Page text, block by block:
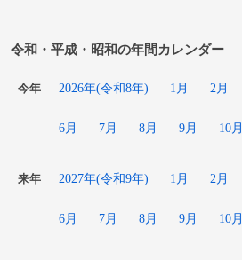
令和・平成・昭和の年間カレンダー
今年 2026年(令和8年) 1月 2月
6月 7月 8月 9月 10月
来年 2027年(令和9年) 1月 2月
6月 7月 8月 9月 10月